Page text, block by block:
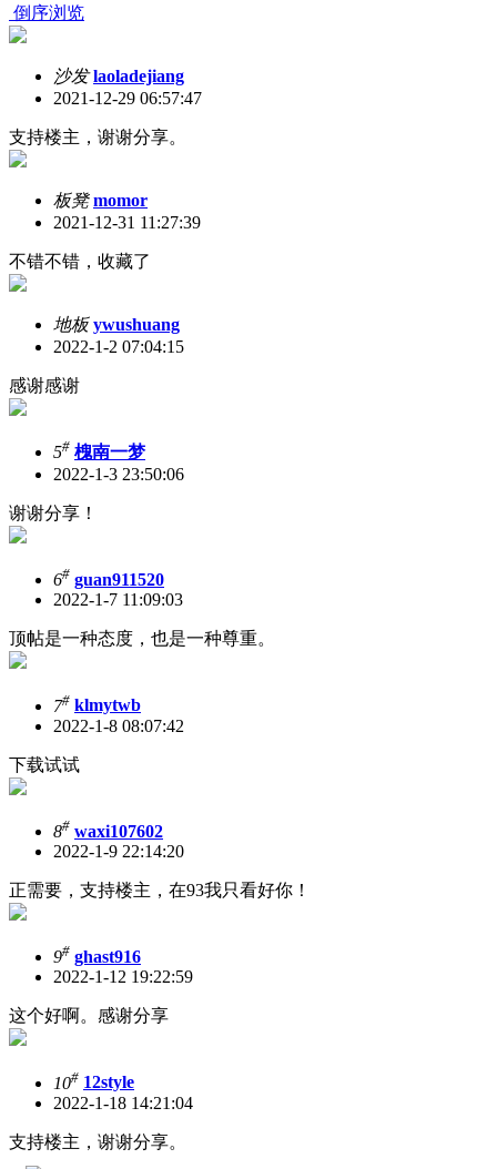
倒序浏览
沙发 laoladejiang
2021-12-29 06:57:47
支持楼主，谢谢分享。
板凳 momor
2021-12-31 11:27:39
不错不错，收藏了
地板 ywushuang
2022-1-2 07:04:15
感谢感谢
5# 槐南一梦
2022-1-3 23:50:06
谢谢分享！
6# guan911520
2022-1-7 11:09:03
顶帖是一种态度，也是一种尊重。
7# klmytwb
2022-1-8 08:07:42
下载试试
8# waxi107602
2022-1-9 22:14:20
正需要，支持楼主，在93我只看好你！
9# ghast916
2022-1-12 19:22:59
这个好啊。感谢分享
10# 12style
2022-1-18 14:21:04
支持楼主，谢谢分享。